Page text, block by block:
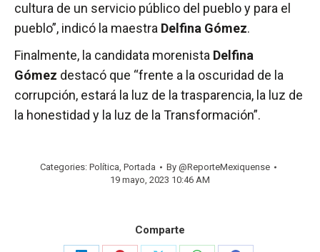
cultura de un servicio público del pueblo y para el
pueblo”, indicó la maestra Delfina Gómez.
Finalmente, la candidata morenista Delfina
Gómez destacó que “frente a la oscuridad de la
corrupción, estará la luz de la trasparencia, la luz de
la honestidad y la luz de la Transformación”.
Categories: Política, Portada By @ReporteMexiquense
19 mayo, 2023 10:46 AM
Comparte